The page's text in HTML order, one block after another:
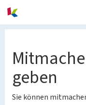
geben
Sie können